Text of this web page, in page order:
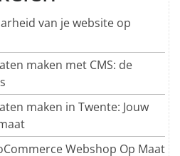
van je website op
maken met CMS: de
maken in Twente: Jouw
Webshop Op Maat